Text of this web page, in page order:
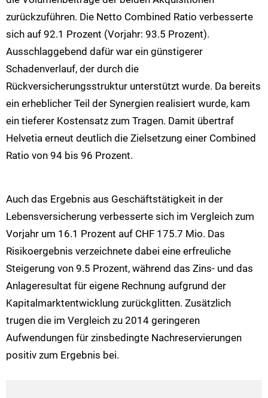
zurückzuführen. Die Netto Combined Ratio verbesserte
sich auf 92.1 Prozent (Vorjahr: 93.5 Prozent).
Ausschlaggebend dafür war ein günstigerer
Schadenverlauf, der durch die
Rückversicherungsstruktur unterstützt wurde. Da bereits
ein erheblicher Teil der Synergien realisiert wurde, kam
ein tieferer Kostensatz zum Tragen. Damit übertraf
Helvetia erneut deutlich die Zielsetzung einer Combined
Ratio von 94 bis 96 Prozent.
Auch das Ergebnis aus Geschäftstätigkeit in der
Lebensversicherung verbesserte sich im Vergleich zum
Vorjahr um 16.1 Prozent auf CHF 175.7 Mio. Das
Risikoergebnis verzeichnete dabei eine erfreuliche
Steigerung von 9.5 Prozent, während das Zins- und das
Anlageresultat für eigene Rechnung aufgrund der
Kapitalmarktentwicklung zurückglitten. Zusätzlich
trugen die im Vergleich zu 2014 geringeren
Aufwendungen für zinsbedingte Nachreservierungen
positiv zum Ergebnis bei.